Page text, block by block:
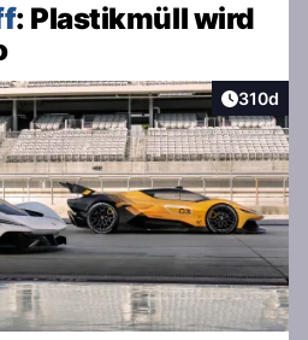
: Plastikmüll wird
Artikel
310d